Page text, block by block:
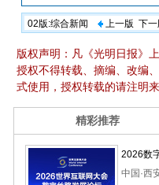
02版:综合新闻 上一版 下一
版权声明：凡《光明日报》
授权不得转载、摘编、改编
式使用，授权转载的请注明